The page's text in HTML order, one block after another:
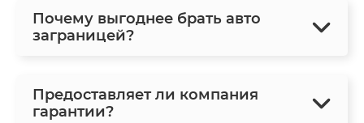
Почему выгоднее брать авто
заграницей?
Предоставляет ли компания
гарантии?